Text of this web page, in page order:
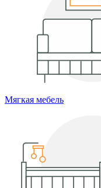
Мягкая мебель